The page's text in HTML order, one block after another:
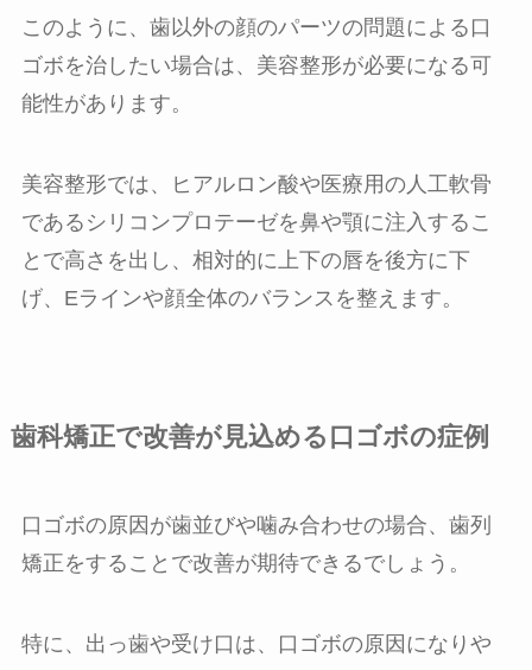
このように、歯以外の顔のパーツの問題による口
ゴボを治したい場合は、美容整形が必要になる可
能性があります。
美容整形では、ヒアルロン酸や医療用の人工軟骨
であるシリコンプロテーゼを鼻や顎に注入するこ
とで高さを出し、相対的に上下の唇を後方に下
げ、Eラインや顔全体のバランスを整えます。
歯科矯正で改善が見込める口ゴボの症例
口ゴボの原因が歯並びや噛み合わせの場合、歯列
矯正をすることで改善が期待できるでしょう。
特に、出っ歯や受け口は、口ゴボの原因になりや